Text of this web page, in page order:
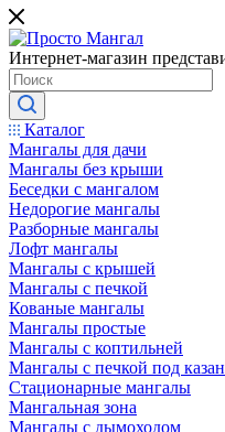
Интернет-магазин
Каталог
Мангалы для дачи
Мангалы без крыши
Беседки с мангалом
Недорогие мангалы
Разборные мангалы
Лофт мангалы
Мангалы с крышей
Мангалы с печкой
Кованые мангалы
Мангалы простые
Мангалы с коптильней
Мангалы с печкой под казан
Стационарные мангалы
Мангальная зона
Мангалы с дымоходом